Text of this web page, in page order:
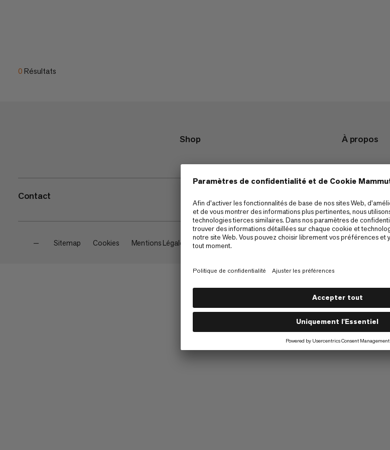
0Résultats
Shop À propos
Contact
— Sitemap Cookies Mentions Légales Conditions générales de vente Politique de